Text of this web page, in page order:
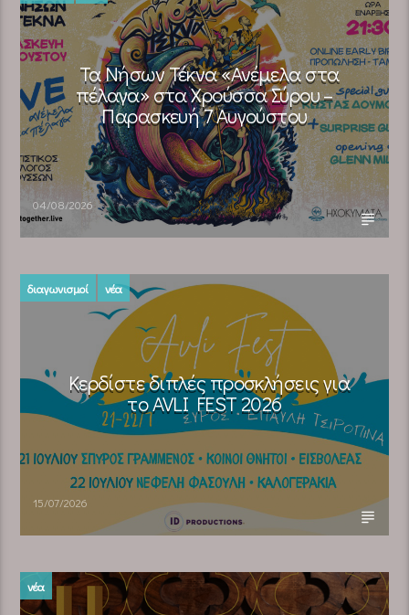
Τα Νήσων Τέκνα «Ανέμελα στα
πέλαγα» στα Χρούσσα Σύρου –
Παρασκευή 7 Αυγούστου
04/08/2026
διαγωνισμοί νέα
Κερδίστε διπλές προσκλήσεις για
το AVLI FEST 2026
15/07/2026
νέα